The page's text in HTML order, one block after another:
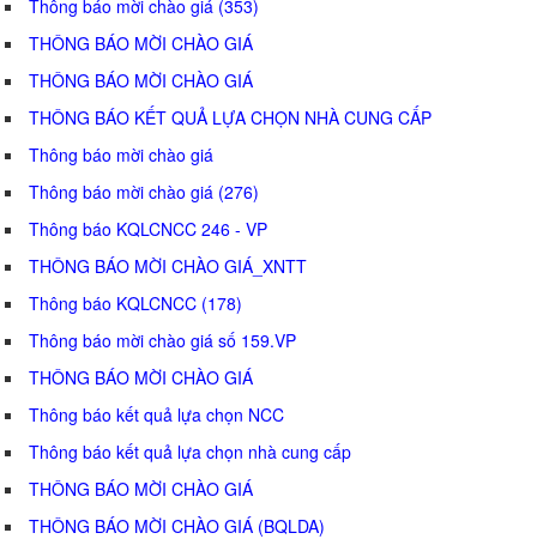
Thông báo mời chào giá (353)
THÔNG BÁO MỜI CHÀO GIÁ
THÔNG BÁO MỜI CHÀO GIÁ
THÔNG BÁO KẾT QUẢ LỰA CHỌN NHÀ CUNG CẤP
Thông báo mời chào giá
Thông báo mời chào giá (276)
Thông báo KQLCNCC 246 - VP
THÔNG BÁO MỜI CHÀO GIÁ_XNTT
Thông báo KQLCNCC (178)
Thông báo mời chào giá số 159.VP
THÔNG BÁO MỜI CHÀO GIÁ
Thông báo kết quả lựa chọn NCC
Thông báo kết quả lựa chọn nhà cung cấp
THÔNG BÁO MỜI CHÀO GIÁ
THÔNG BÁO MỜI CHÀO GIÁ (BQLDA)